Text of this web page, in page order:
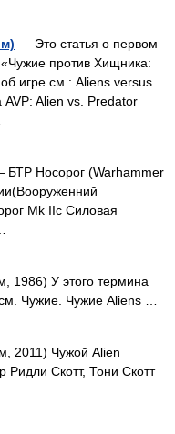
— Это статья о первом
против Хищника:
игре см.: Aliens versus
Alien vs. Predator
БТР Носорог (Warhammer
Mk IIc Силовая
1986) У этого термина
Чужие. Чужие Aliens …
2011) Чужой Alien
Скотт, Тони Скотт